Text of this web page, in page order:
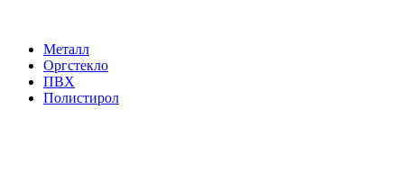
Металл
Оргстекло
ПВХ
Полистирол